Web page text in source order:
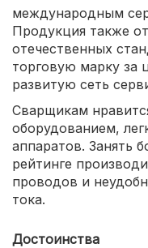
международным
Продукция также
отечественных
торговую марку за
развитую сеть
Сварщикам
оборудованием,
аппаратов. Занять
рейтинге
проводов и
тока.
Достоинства